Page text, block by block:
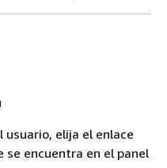
elija el enlace
se encuentra en el panel